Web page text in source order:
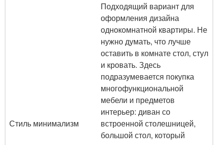
Стиль минимализм
Подходящий вариант для
оформления дизайна
однокомнатной квартиры. Не
нужно думать, что лучше
оставить в комнате стол, стул
и кровать. Здесь
подразумевается покупка
многофункциональной
мебели и предметов
интерьер: диван со
встроенной столешницей,
большой стол, который